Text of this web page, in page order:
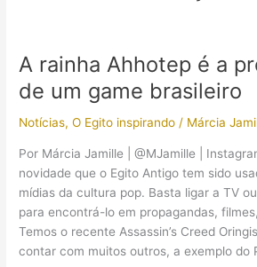
A rainha Ahhotep é a
de um game brasileiro
Notícias,O Egito inspirando / Márcia
Por Márcia Jamille | @MJamille |
novidade que o Egito Antigo tem sido
mídias da cultura pop. Basta ligar a TV
para encontrá-lo em propagandas,
Temos o recente Assassin’s Creed
contar com muitos outros, a exemplo do